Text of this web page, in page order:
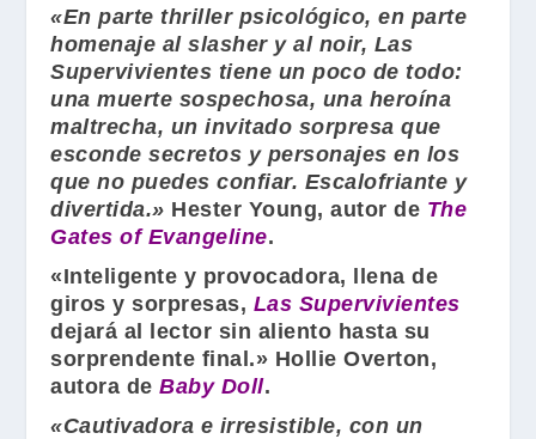
«En parte thriller psicológico, en parte
homenaje al slasher y al noir, Las
Supervivientes tiene un poco de todo:
una muerte sospechosa, una heroína
maltrecha, un invitado sorpresa que
esconde secretos y personajes en los
que no puedes confiar. Escalofriante y
divertida.» Hester Young, autor de The
Gates of Evangeline.
«Inteligente y provocadora, llena de
giros y sorpresas, Las Supervivientes
dejará al lector sin aliento hasta su
sorprendente final.» Hollie Overton,
autora deBaby Doll.
«Cautivadora e irresistible, con un